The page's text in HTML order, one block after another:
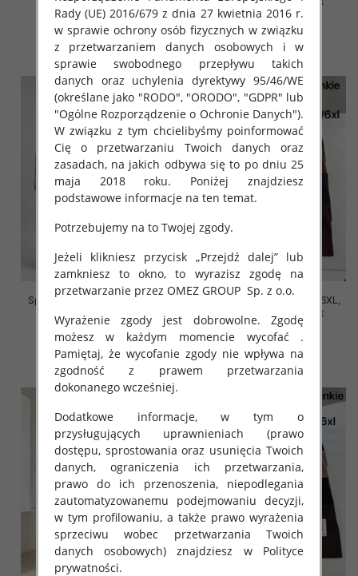
16.00 zł
szczegóły
16.00 zł
szczegóły
Spodnie damskie Roz 2XL-6XL,
Mix Kolor Paczka 12 szt
16.00 zł
szczegóły
Spodnie damskie Roz 2XL-6XL,
Mix Kolor Paczka 12 szt
16.00 zł
szczegóły
Rady (UE) 2016/679 z dnia 27 kwietnia 2016 r.
w sprawie ochrony osób fizycznych w związku
z przetwarzaniem danych osobowych i w
sprawie swobodnego przepływu takich
danych oraz uchylenia dyrektywy 95/46/WE
(określane jako "RODO", "ORODO", "GDPR" lub
"Ogólne Rozporządzenie o Ochronie Danych").
W związku z tym chcielibyśmy poinformować
Cię o przetwarzaniu Twoich danych oraz
zasadach, na jakich odbywa się to po dniu 25
maja 2018 roku. Poniżej znajdziesz
podstawowe informacje na ten temat.
Potrzebujemy na to Twojej zgody.
Jeżeli klikniesz przycisk „Przejdź dalej” lub
zamkniesz to okno, to wyrazisz zgodę na
przetwarzanie przez OMEZ GROUP Sp. z o.o.
Wyrażenie zgody jest dobrowolne. Zgodę
możesz w każdym momencie wycofać .
Pamiętaj, że wycofanie zgody nie wpływa na
zgodność z prawem przetwarzania
dokonanego wcześniej.
Dodatkowe informacje, w tym o
przysługujących uprawnieniach (prawo
dostępu, sprostowania oraz usunięcia Twoich
danych, ograniczenia ich przetwarzania,
prawo do ich przenoszenia, niepodlegania
zautomatyzowanemu podejmowaniu decyzji,
w tym profilowaniu, a także prawo wyrażenia
sprzeciwu wobec przetwarzania Twoich
danych osobowych) znajdziesz w Polityce
prywatności.